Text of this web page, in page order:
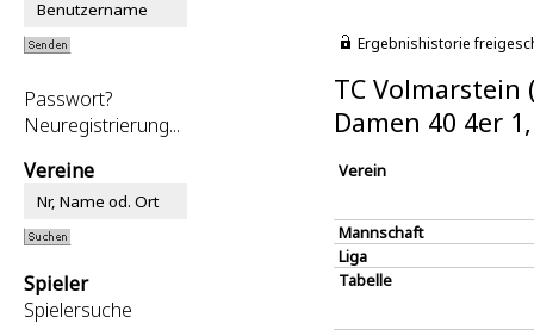
Passwort?
Neuregistrierung...
Vereine
Spieler
Spielersuche
Ergebnishistorie
TC Volmarstein
Damen 40 4er
Verein
Mannschaft
Liga
Tabelle